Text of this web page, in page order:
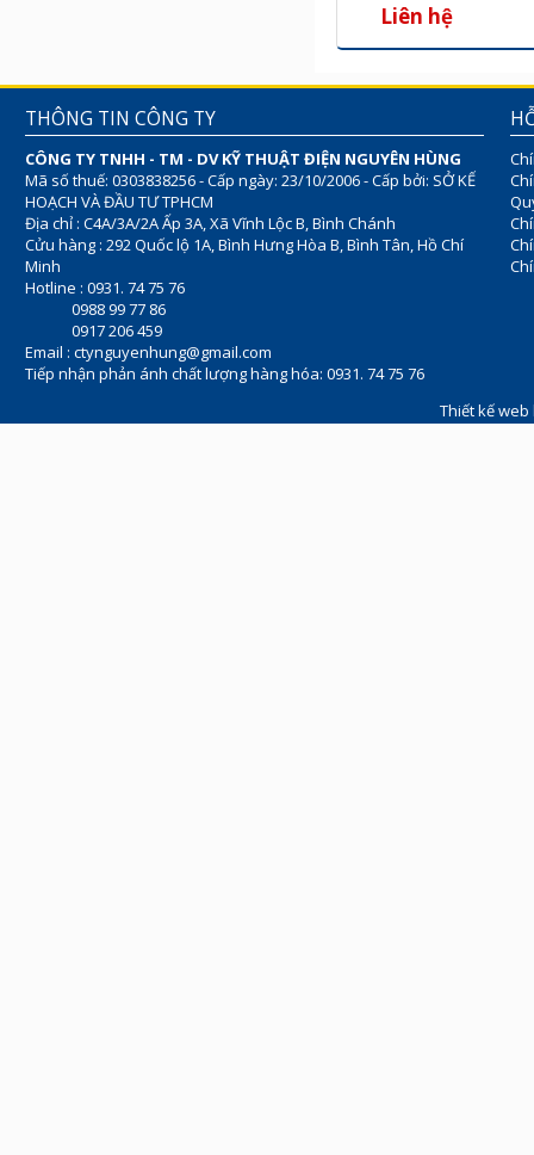
Liên hệ
THÔNG TIN CÔNG TY
CÔNG TY TNHH - TM - DV KỸ THUẬT ĐIỆN NGUYÊN HÙNG
Mã số thuế: 0303838256 - Cấp ngày: 23/10/2006 - Cấp bởi: SỞ KẾ
HOẠCH VÀ ĐẦU TƯ TPHCM
Địa chỉ : C4A/3A/2A Ấp 3A, Xã Vĩnh Lộc B, Bình Chánh
Cửu hàng : 292 Quốc lộ 1A, Bình Hưng Hòa B, Bình Tân, Hồ Chí
Minh
Hotline : 0931. 74 75 76
0988 99 77 86
0917 206 459
Email : ctynguyenhung@gmail.com
Tiếp nhận phản ánh chất lượng hàng hóa: 0931. 74 75 76
Thiết kế web